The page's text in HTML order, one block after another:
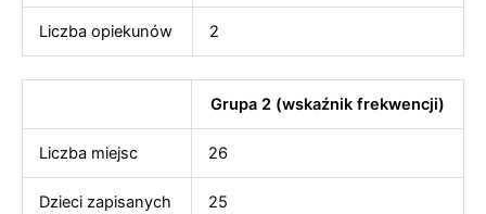
Liczba opiekunów 2
Grupa 2 (wskaźnik frekwencji)
Liczba miejsc 26
Dzieci zapisanych 25